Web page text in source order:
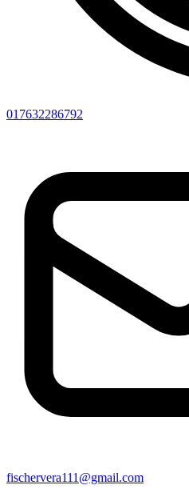
017632286792
fischervera111@gmail.com